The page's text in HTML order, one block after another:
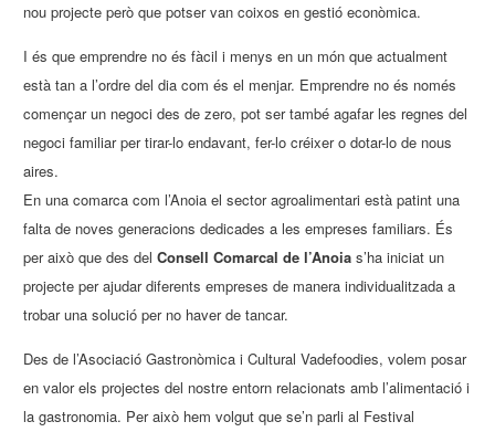
nou projecte però que potser van coixos en gestió econòmica.
I és que emprendre no és fàcil i menys en un món que actualment
està tan a l’ordre del dia com és el menjar. Emprendre no és només
començar un negoci des de zero, pot ser també agafar les regnes del
negoci familiar per tirar-lo endavant, fer-lo créixer o dotar-lo de nous
aires.
En una comarca com l’Anoia el sector agroalimentari està patint una
falta de noves generacions dedicades a les empreses familiars. És
per això que des delConsell Comarcal de l’Anoia s’ha iniciat un
projecte per ajudar diferents empreses de manera individualitzada a
trobar una solució per no haver de tancar.
Des de l’Asociació Gastronòmica i Cultural Vadefoodies, volem posar
en valor els projectes del nostre entorn relacionats amb l’alimentació i
la gastronomia. Per això hem volgut que se’n parli al Festival